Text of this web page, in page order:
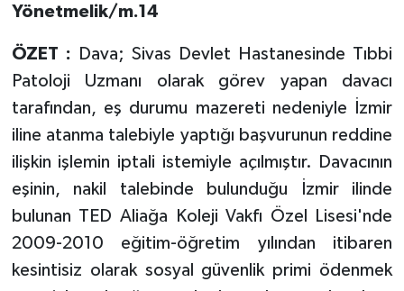
Yönetmelik/m.14
ÖZET : Dava; Sivas Devlet Hastanesinde Tıbbi
Patoloji Uzmanı olarak görev yapan davacı
tarafından, eş durumu mazereti nedeniyle İzmir
iline atanma talebiyle yaptığı başvurunun reddine
ilişkin işlemin iptali istemiyle açılmıştır. Davacının
eşinin, nakil talebinde bulunduğu İzmir ilinde
bulunan TED Aliağa Koleji Vakfı Özel Lisesi'nde
2009-2010 eğitim-öğretim yılından itibaren
kesintisiz olarak sosyal güvenlik primi ödenmek